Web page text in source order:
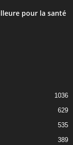
pour la santé
1036
629
535
389